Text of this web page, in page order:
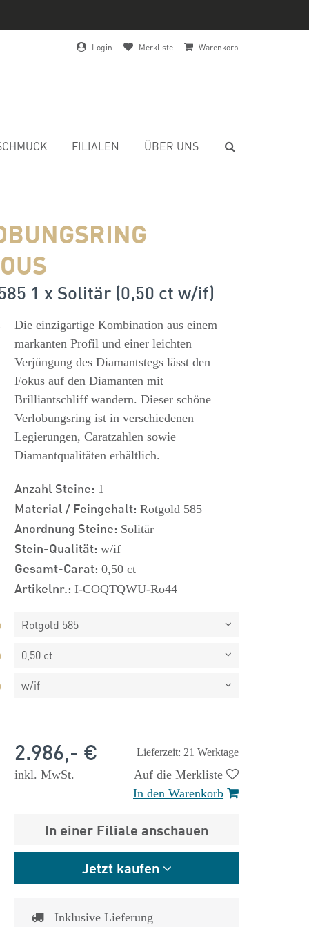
Login Merkliste Warenkorb
FILIALEN ÜBER UNS
1 x Solitär (0,50 ct w/if)
1.825,- €
Die einzigartige Kombination aus einem
markanten Profil und einer leichten
Verjüngung des Diamantstegs lässt den
Fokus auf den Diamanten mit
Brilliantschliff wandern. Dieser schöne
Verlobungsring ist in verschiedenen
Legierungen, Caratzahlen sowie
Diamantqualitäten erhältlich.
Anzahl Steine: 1
Material / Feingehalt: Rotgold 585
Anordnung Steine: Solitär
Stein-Qualität: w/if
Gesamt-Carat: 0,50 ct
Artikelnr.: I-COQTQWU-Ro44
Rotgold 585
0,50 ct
w/if
Lieferzeit: 21 Werktage
2.986,- €
inkl. MwSt.
Auf die Merkliste
In den Warenkorb
In einer Filiale anschauen
Jetzt kaufen
Inklusive Lieferung